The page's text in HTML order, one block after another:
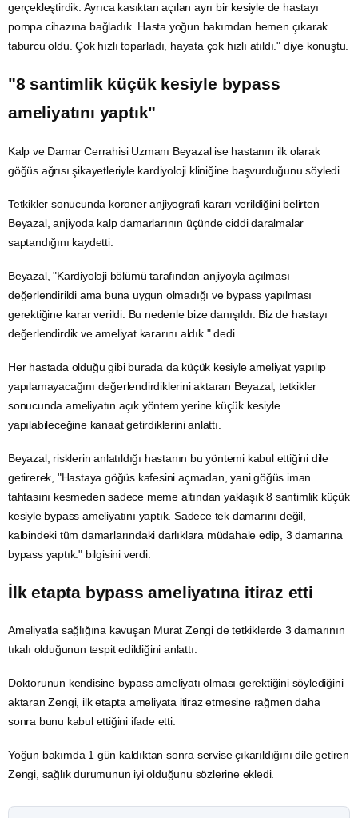
gerçekleştirdik. Ayrıca kasıktan açılan ayrı bir kesiyle de hastayı
pompa cihazına bağladık. Hasta yoğun bakımdan hemen çıkarak
taburcu oldu. Çok hızlı toparladı, hayata çok hızlı atıldı." diye konuştu.
"8 santimlik küçük kesiyle bypass
ameliyatını yaptık"
Kalp ve Damar Cerrahisi Uzmanı Beyazal ise hastanın ilk olarak
göğüs ağrısı şikayetleriyle kardiyoloji kliniğine başvurduğunu söyledi.
Tetkikler sonucunda koroner anjiyografi kararı verildiğini belirten
Beyazal, anjiyoda kalp damarlarının üçünde ciddi daralmalar
saptandığını kaydetti.
Beyazal, "Kardiyoloji bölümü tarafından anjiyoyla açılması
değerlendirildi ama buna uygun olmadığı ve bypass yapılması
gerektiğine karar verildi. Bu nedenle bize danışıldı. Biz de hastayı
değerlendirdik ve ameliyat kararını aldık." dedi.
Her hastada olduğu gibi burada da küçük kesiyle ameliyat yapılıp
yapılamayacağını değerlendirdiklerini aktaran Beyazal, tetkikler
sonucunda ameliyatın açık yöntem yerine küçük kesiyle
yapılabileceğine kanaat getirdiklerini anlattı.
Beyazal, risklerin anlatıldığı hastanın bu yöntemi kabul ettiğini dile
getirerek, "Hastaya göğüs kafesini açmadan, yani göğüs iman
tahtasını kesmeden sadece meme altından yaklaşık 8 santimlik küçük
kesiyle bypass ameliyatını yaptık. Sadece tek damarını değil,
kalbindeki tüm damarlarındaki darlıklara müdahale edip, 3 damarına
bypass yaptık." bilgisini verdi.
İlk etapta bypass ameliyatına itiraz etti
Ameliyatla sağlığına kavuşan Murat Zengi de tetkiklerde 3 damarının
tıkalı olduğunun tespit edildiğini anlattı.
Doktorunun kendisine bypass ameliyatı olması gerektiğini söylediğini
aktaran Zengi, ilk etapta ameliyata itiraz etmesine rağmen daha
sonra bunu kabul ettiğini ifade etti.
Yoğun bakımda 1 gün kaldıktan sonra servise çıkarıldığını dile getiren
Zengi, sağlık durumunun iyi olduğunu sözlerine ekledi.